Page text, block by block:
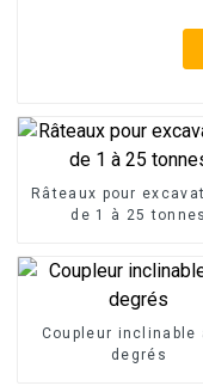
Râteaux pour
de 1 à 25 tonnes
Coupleur inclinable
degrés